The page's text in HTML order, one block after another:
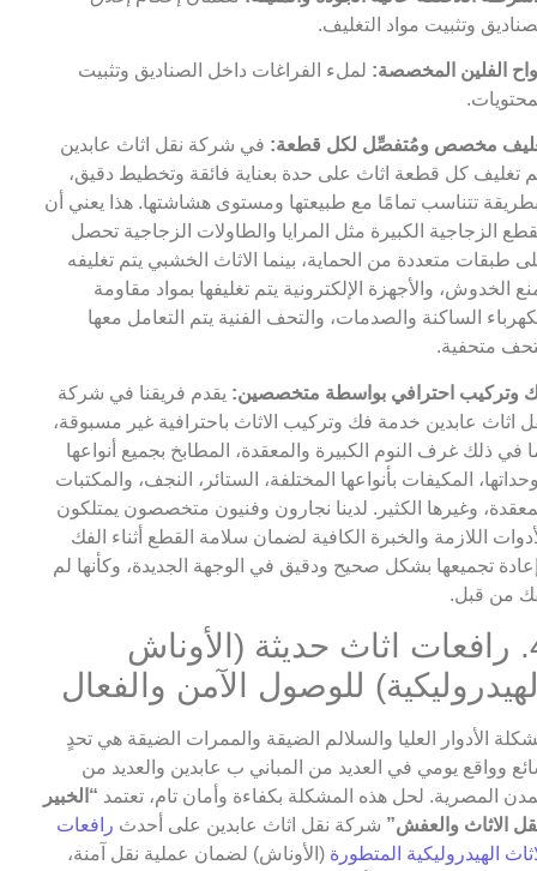
وتثبيت مواد التغليف.
الفلين المخصصة: لملء الفراغات داخل الصناديق وتثبيت
مخصص ومُتفصِّل لكل قطعة: في شركة نقل اثاث عابدين
تغليف كل قطعة اثاث على حدة بعناية فائقة وتخطيط دقيق،
تتناسب تمامًا مع طبيعتها ومستوى هشاشتها. هذا يعني أن
الزجاجية الكبيرة مثل المرايا والطاولات الزجاجية تحصل
طبقات متعددة من الحماية، بينما الاثاث الخشبي يتم تغليفه
الخدوش، والأجهزة الإلكترونية يتم تغليفها بمواد مقاومة
الساكنة والصدمات، والتحف الفنية يتم التعامل معها
متحفية.
وتركيب احترافي بواسطة متخصصين: يقدم فريقنا في شركة
اثاث عابدين خدمة فك وتركيب الاثاث باحترافية غير مسبوقة،
في ذلك غرف النوم الكبيرة والمعقدة، المطابخ بجميع أنواعها
المكيفات بأنواعها المختلفة، الستائر، النجف، والمكتبات
وغيرها الكثير. لدينا نجارون وفنيون متخصصون يمتلكون
اللازمة والخبرة الكافية لضمان سلامة القطع أثناء الفك
تجميعها بشكل صحيح ودقيق في الوجهة الجديدة، وكأنها لم
من قبل.
4. رافعات اثاث حديثة (الأوناش
للوصول الآمن والفعال
الأدوار العليا والسلالم الضيقة والممرات الضيقة هي تحدٍ
وواقع يومي في العديد من المباني ب عابدين والعديد من
المصرية. لحل هذه المشكلة بكفاءة وأمان تام، تعتمد “الخبير
الاثاث والعفش” شركة نقل اثاث عابدين على أحدث رافعات
الهيدروليكية المتطورة (الأوناش) لضمان عملية نقل آمنة،